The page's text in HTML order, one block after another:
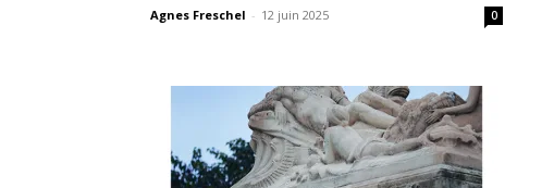
Agnes Freschel - 12 juin 2025 0